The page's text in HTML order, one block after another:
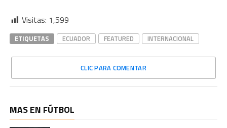
Visitas: 1,599
ETIQUETAS ECUADOR FEATURED INTERNACIONAL
CLIC PARA COMENTAR
MAS EN FÚTBOL